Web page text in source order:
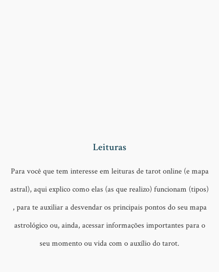
Leituras
Para você que tem interesse em leituras de tarot online (e mapa
astral), aqui explico como elas (as que realizo) funcionam (tipos)
, para te auxiliar a desvendar os principais pontos do seu mapa
astrológico ou, ainda, acessar informações importantes para o
seu momento ou vida com o auxílio do tarot.